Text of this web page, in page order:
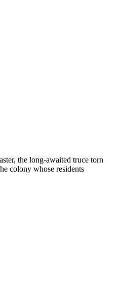
the long-awaited truce torn
colony whose residents